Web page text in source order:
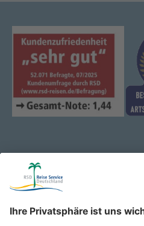
Katalog & Reisepost:
Wir schicken Ihnen zukünftig